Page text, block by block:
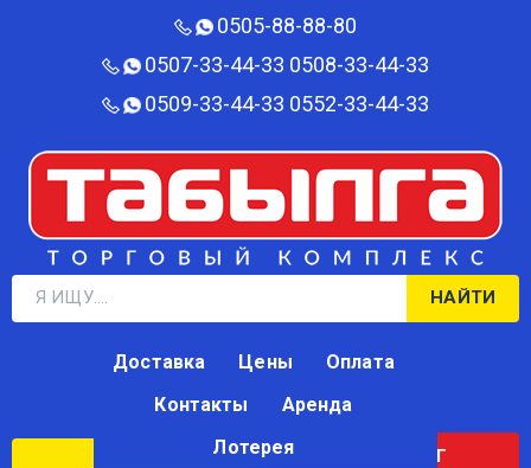
0505-88-88-80‬
0507-33-44-33 0508-33-44-33
0509-33-44-33 0552-33-44-33
НАЙТИ
КАТАЛОГ
Доставка Цены
Оплата
Контакты
Аренда
Лотерея